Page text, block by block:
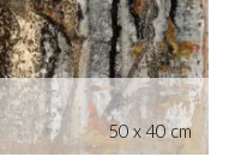
50 x 40 cm